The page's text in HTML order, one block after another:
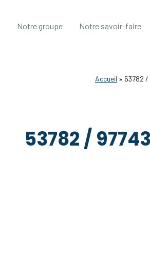
Notre groupe Notre savoir-faire
Accueil » 53782 /
53782 /